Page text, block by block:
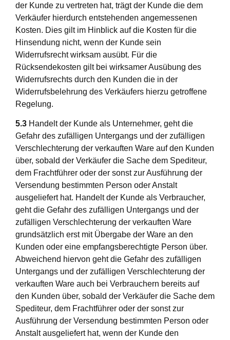
der Kunde zu vertreten hat, trägt der Kunde die dem
Verkäufer hierdurch entstehenden angemessenen
Kosten. Dies gilt im Hinblick auf die Kosten für die
Hinsendung nicht, wenn der Kunde sein
Widerrufsrecht wirksam ausübt. Für die
Rücksendekosten gilt bei wirksamer Ausübung des
Widerrufsrechts durch den Kunden die in der
Widerrufsbelehrung des Verkäufers hierzu getroffene
Regelung.
5.3 Handelt der Kunde als Unternehmer, geht die
Gefahr des zufälligen Untergangs und der zufälligen
Verschlechterung der verkauften Ware auf den Kunden
über, sobald der Verkäufer die Sache dem Spediteur,
dem Frachtführer oder der sonst zur Ausführung der
Versendung bestimmten Person oder Anstalt
ausgeliefert hat. Handelt der Kunde als Verbraucher,
geht die Gefahr des zufälligen Untergangs und der
zufälligen Verschlechterung der verkauften Ware
grundsätzlich erst mit Übergabe der Ware an den
Kunden oder eine empfangsberechtigte Person über.
Abweichend hiervon geht die Gefahr des zufälligen
Untergangs und der zufälligen Verschlechterung der
verkauften Ware auch bei Verbrauchern bereits auf
den Kunden über, sobald der Verkäufer die Sache dem
Spediteur, dem Frachtführer oder der sonst zur
Ausführung der Versendung bestimmten Person oder
Anstalt ausgeliefert hat, wenn der Kunde den